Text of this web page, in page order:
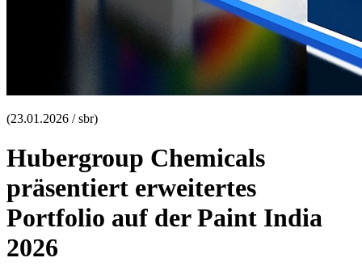
(23.01.2026 / sbr)
Hubergroup Chemicals
präsentiert erweitertes
Portfolio auf der Paint India
2026